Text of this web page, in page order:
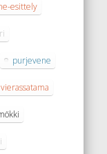
esittely
purjevene
vierassatama